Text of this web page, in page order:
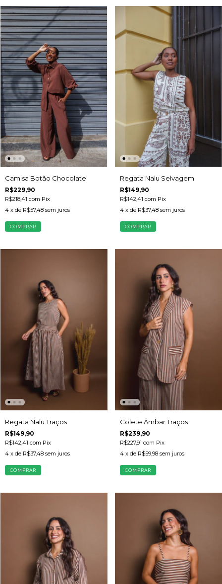
Camisa Botão Chocolate
R$229,90
R$218,41 com Pix
4 x de R$57,48 sem juros
COMPRAR
Regata Nalu Selvagem
R$149,90
R$142,41 com Pix
4 x de R$37,48 sem juros
COMPRAR
Regata Nalu Traços
R$149,90
R$142,41 com Pix
4 x de R$37,48 sem juros
COMPRAR
Colete Âmbar Traços
R$239,90
R$227,91 com Pix
4 x de R$59,98 sem juros
COMPRAR